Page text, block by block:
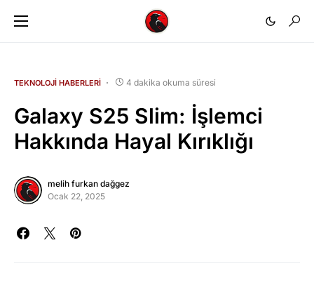
TEKNOLOJI HABERLERI 4 dakika okuma süresi
Galaxy S25 Slim: İşlemci
Hakkında Hayal Kırıklığı
melih furkan dağgez
Ocak 22, 2025